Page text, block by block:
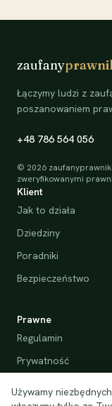
zaufany
Łączymy ludzi z
poszanowaniem
+48 786 564 056
© 2026
zweryfikowanymi
Klient
Jak to działa
Dziedziny
Poradniki
Bezpieczeństwo
Prawne
Regulamin
Prywatność
Używamy